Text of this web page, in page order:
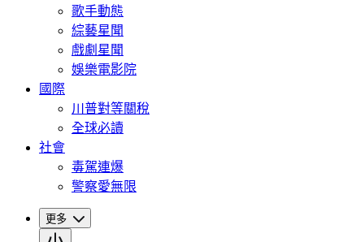
歌手動態
綜藝星聞
戲劇星聞
娛樂電影院
國際
川普對等關稅
全球必讀
社會
毒駕連爆
警察愛無限
更多